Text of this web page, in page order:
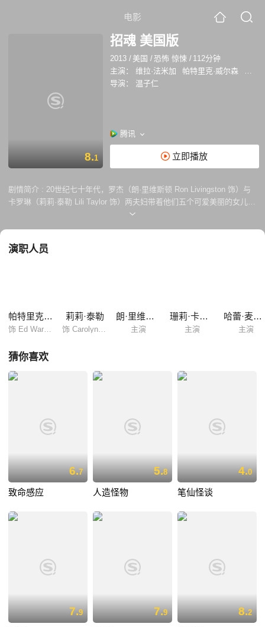
电影
8.1
招魂 美国版
2013 / 美国 /恐怖 惊悚 / 112分钟
主演：
维拉·法米加 帕特里克·威尔森
莉莉·
导演：
温子仁
腾讯
立即播放
剧情简介 : 20世纪七十年代，罗杰（朗·里维斯顿 Ron Livingston 饰）与
卡罗琳（莉莉·泰勒 Lili Taylor 饰）两夫妇带着他们五个可爱美丽的女儿，
搬到了位于罗德岛哈瑞斯维尔的一幢旧宅居住。房屋虽然古旧沧桑，历史
绷到极点。为此，他们辗转找到当时最负盛名的沃伦夫妇。 丈夫埃德
演职人员
帕特里克·威尔森 莉莉·泰勒 朗·里维斯顿
主演
珊莉·卡斯韦尔
主演
哈蕾·麦克法兰
主演
猜你喜欢
6.7
致命感应
5.8
人造怪物
4.0
笔仙怪谈
7.9 7.9 8.2